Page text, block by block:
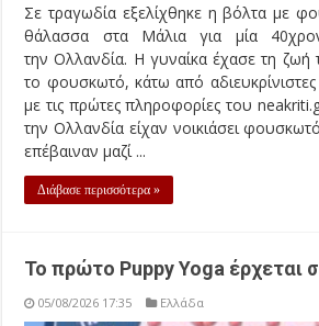
Σε τραγωδία εξελίχθηκε η βόλτα με
θάλασσα στα Μάλια για μία
την Ολλανδία. Η γυναίκα έχασε τη
το φουσκωτό, κάτω από
με τις πρώτες πληροφορίες του
την Ολλανδία είχαν νοικιάσει
επέβαιναν μαζί ...
Διάβασε περισσότερα »
Το πρώτο Puppy Yoga έρχεται
05/08/2026 17:35 Ελλάδα